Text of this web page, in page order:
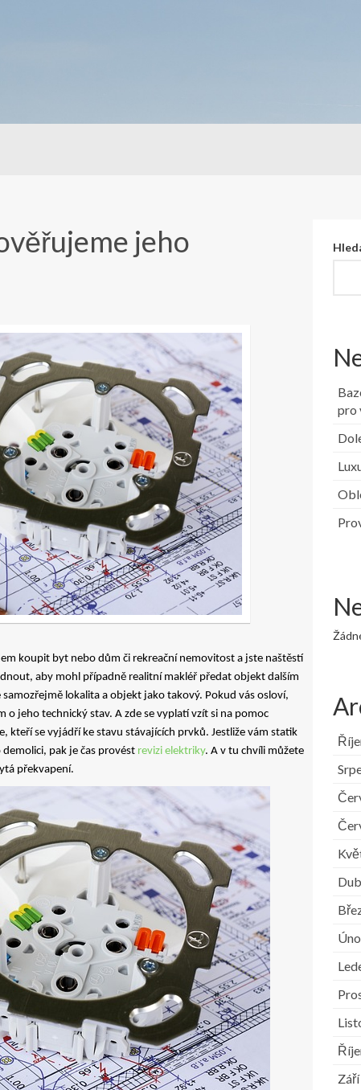
jeho
koupit byt nebo dům či rekreační nemovitost a jste naštěstí
aby mohl případně realitní makléř předat objekt dalším
lokalita a objekt jako takový. Pokud vás osloví,
o jeho technický stav. A zde se vyplatí vzít si na pomoc
kteří se vyjádří ke stavu stávajících prvků. Jestliže vám statik
pak je čas provést revizi elektriky. A v tu chvíli můžete
překvapení.
pro